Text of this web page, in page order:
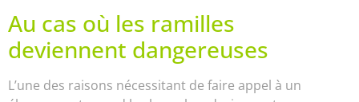
Au cas où les ramilles
deviennent dangereuses
L’une des raisons nécessitant de faire appel à un